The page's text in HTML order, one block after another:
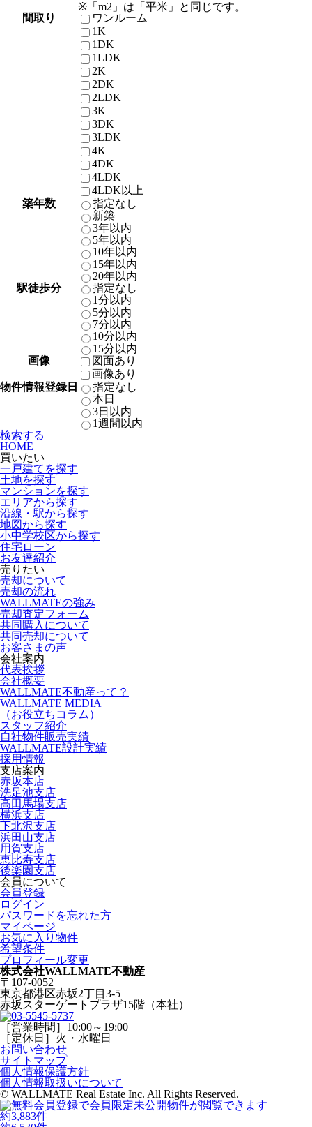
※「m2」は「平米」と同じです。
間取り
ワンルーム
1K
1DK
1LDK
2K
2DK
2LDK
3K
3DK
3LDK
4K
4DK
4LDK
4LDK以上
築年数
指定なし
新築
3年以内
5年以内
10年以内
15年以内
20年以内
駅徒歩分
指定なし
1分以内
5分以内
7分以内
10分以内
15分以内
画像
図面あり
画像あり
物件情報登録日
指定なし
本日
3日以内
1週間以内
検索する
HOME
買いたい
一戸建てを探す
土地を探す
マンションを探す
エリアから探す
沿線・駅から探す
地図から探す
小中学校区から探す
住宅ローン
お友達紹介
売りたい
売却について
売却の流れ
WALLMATEの強み
売却査定フォーム
共同購入について
共同売却について
お客さまの声
会社案内
代表挨拶
会社概要
WALLMATE不動産って？
WALLMATE MEDIA
（お役立ちコラム）
スタッフ紹介
自社物件販売実績
WALLMATE設計実績
採用情報
支店案内
赤坂本店
洗足池支店
高田馬場支店
横浜支店
下北沢支店
浜田山支店
用賀支店
恵比寿支店
後楽園支店
会員について
会員登録
ログイン
パスワードを忘れた方
マイページ
お気に入り物件
希望条件
プロフィール変更
株式会社WALLMATE不動産
〒107-0052
東京都港区赤坂2丁目3-5
赤坂スターゲートプラザ15階（本社）
［営業時間］10:00～19:00
［定休日］火・水曜日
お問い合わせ
サイトマップ
個人情報保護方針
個人情報取扱いについて
© WALLMATE Real Estate Inc. All Rights Reserved.
約3,883件